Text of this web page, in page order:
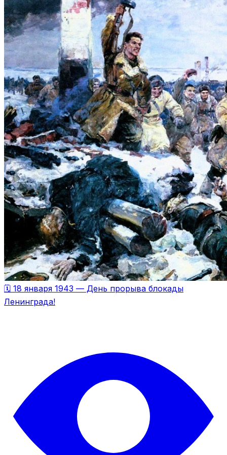
🗓 18 января 1943 — День прорыва блокады
Ленинграда!